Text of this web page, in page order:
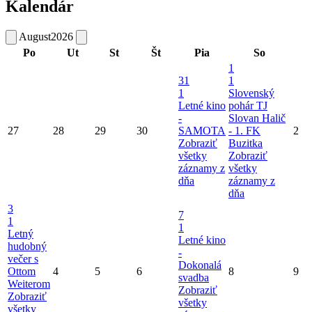
Kalendár
August2026
Po
Ut St Št Pia So
27 28 29 30
31
1
Letné kino
-
SAMOTA
Zobraziť
všetky
záznamy z
dňa
1
1
Slovenský
pohár TJ
Slovan Halič
- 1. FK
Buzitka
Zobraziť
všetky
záznamy z
dňa
2
3
1
Letný
hudobný
večer s
Ottom
Weiterom
Zobraziť
všetky
4 5 6
7
1
Letné kino
-
Dokonalá
svadba
Zobraziť
všetky
8 9